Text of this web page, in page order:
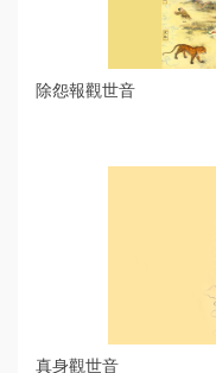
除怨報觀世音
真身觀世音